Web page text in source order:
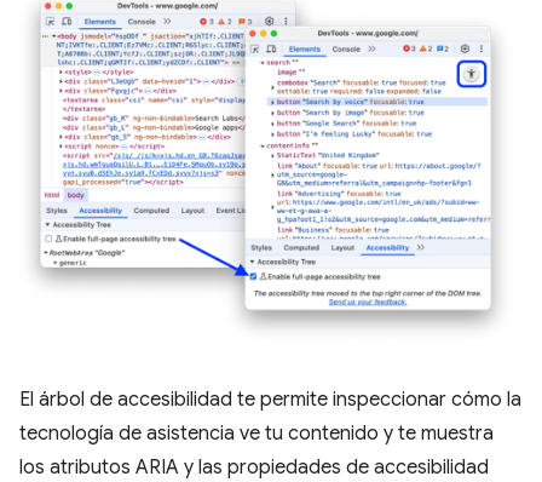
El árbol de accesibilidad te permite inspeccionar cómo la
tecnología de asistencia ve tu contenido y te muestra
los atributos ARIA y las propiedades de accesibilidad